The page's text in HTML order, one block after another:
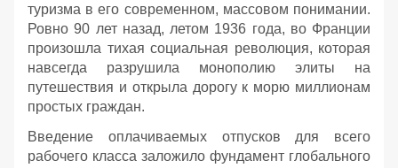
туризма в его современном, массовом понимании.
Ровно 90 лет назад, летом 1936 года, во Франции
произошла тихая социальная революция, которая
навсегда разрушила монополию элиты на
путешествия и открыла дорогу к морю миллионам
простых граждан.
Введение оплачиваемых отпусков для всего
рабочего класса заложило фундамент глобального